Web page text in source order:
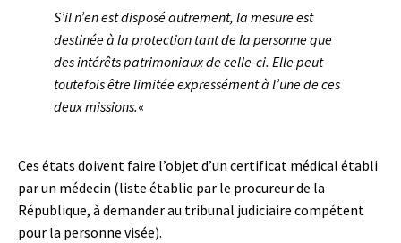
S’il n’en est disposé autrement, la mesure est
destinée à la protection tant de la personne que
des intérêts patrimoniaux de celle-ci. Elle peut
toutefois être limitée expressément à l’une de ces
deux missions.«
Ces états doivent faire l’objet d’un certificat médical établi
par un médecin (liste établie par le procureur de la
République, à demander au tribunal judiciaire compétent
pour la personne visée).